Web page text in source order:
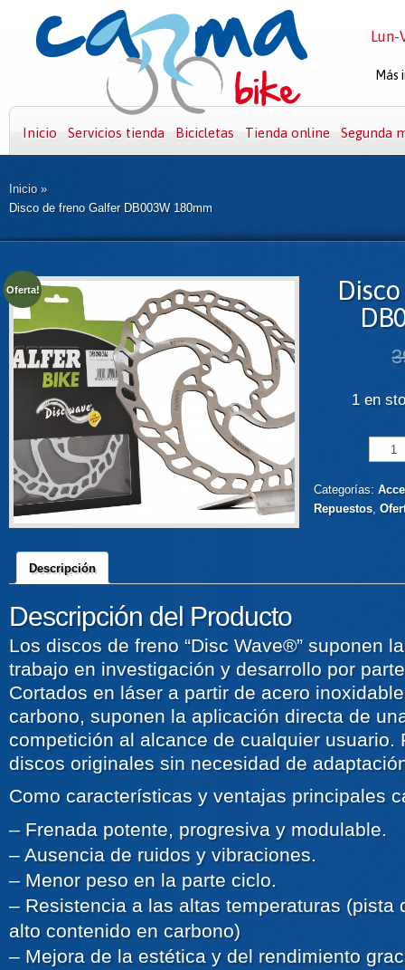
Inicio Servicios tienda Bicicletas Tienda online Segunda
Inicio »
Disco de freno Galfer DB003W 180mm
Oferta!
1 en
Categorías:
Repuestos,
Descripción
Descripción del Producto
Los discos de freno “Disc Wave®” suponen
trabajo en investigación y desarrollo por
Cortados en láser a partir de acero
carbono, suponen la aplicación directa de
competición al alcance de cualquier usuario.
discos originales sin necesidad de
Como características y ventajas principales
– Frenada potente, progresiva y modulable.
– Ausencia de ruidos y vibraciones.
– Menor peso en la parte ciclo.
– Resistencia a las altas temperaturas (pista
alto contenido en carbono)
– Mejora de la estética y del rendimiento
Lun-
Más